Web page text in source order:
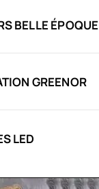
BELLE ÉPOQUE
GREENOR
LED